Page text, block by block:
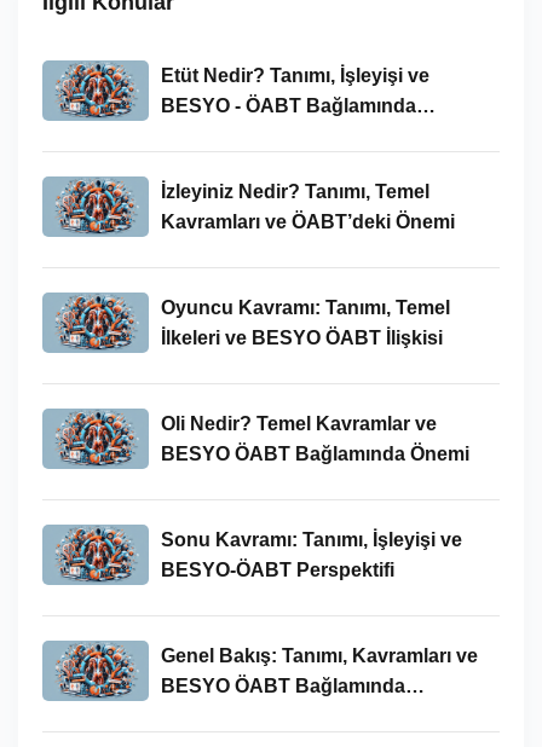
Etüt Nedir? Tanımı, İşleyişi ve
BESYO - ÖABT Bağlamında
İzleyiniz Nedir? Tanımı, Temel
Kavramları ve ÖABT’deki Önemi
Oyuncu Kavramı: Tanımı, Temel
İlkeleri ve BESYO ÖABT İlişkisi
Oli Nedir? Temel Kavramlar ve
BESYO ÖABT Bağlamında Önemi
Sonu Kavramı: Tanımı, İşleyişi ve
BESYO-ÖABT Perspektifi
Genel Bakış: Tanımı, Kavramları ve
BESYO ÖABT Bağlamında